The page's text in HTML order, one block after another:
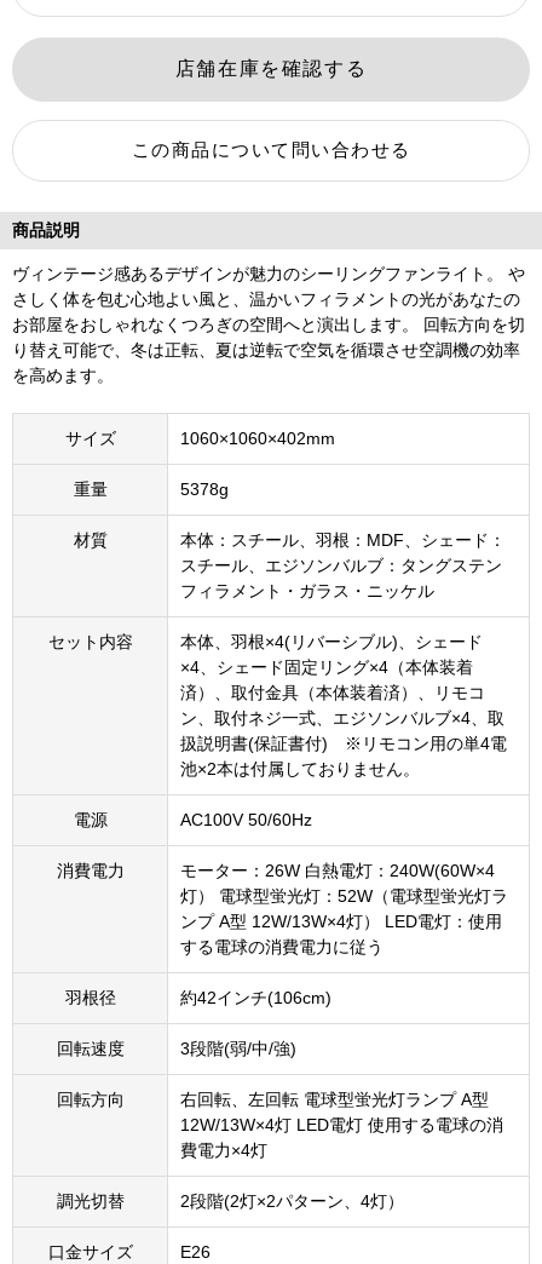
商品説明
ヴィンテージ感あるデザインが魅力のシーリングファンライト。 や
さしく体を包む心地よい風と、温かいフィラメントの光があなたの
お部屋をおしゃれなくつろぎの空間へと演出します。 回転方向を切
り替え可能で、冬は正転、夏は逆転で空気を循環させ空調機の効率
を高めます。
サイズ 1060×1060×402mm
重量 5378g
材質
本体：スチール、羽根：MDF、シェード：
スチール、エジソンバルブ：タングステン
フィラメント・ガラス・ニッケル
セット内容
本体、羽根×4(リバーシブル)、シェード
×4、シェード固定リング×4（本体装着
済）、取付金具（本体装着済）、リモコ
ン、取付ネジ一式、エジソンバルブ×4、取
扱説明書(保証書付) ※リモコン用の単4電
池×2本は付属しておりません。
電源 AC100V 50/60Hz
消費電力
モーター：26W 白熱電灯：240W(60W×4
灯） 電球型蛍光灯：52W（電球型蛍光灯ラ
ンプ A型 12W/13W×4灯） LED電灯：使用
する電球の消費電力に従う
羽根径 約42インチ(106cm)
回転速度 3段階(弱/中/強)
回転方向
右回転、左回転 電球型蛍光灯ランプ A型
12W/13W×4灯 LED電灯 使用する電球の消
費電力×4灯
調光切替 2段階(2灯×2パターン、4灯）
口金サイズ E26